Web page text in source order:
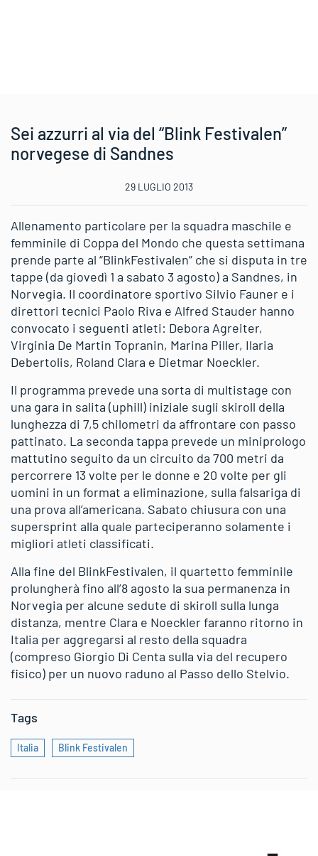
Sei azzurri al via del “Blink Festivalen”
norvegese di Sandnes
29 LUGLIO 2013
Allenamento particolare per la squadra maschile e
femminile di Coppa del Mondo che questa settimana
prende parte al “BlinkFestivalen” che si disputa in tre
tappe (da giovedì 1 a sabato 3 agosto) a Sandnes, in
Norvegia. Il coordinatore sportivo Silvio Fauner e i
direttori tecnici Paolo Riva e Alfred Stauder hanno
convocato i seguenti atleti: Debora Agreiter,
Virginia De Martin Topranin, Marina Piller, Ilaria
Debertolis, Roland Clara e Dietmar Noeckler.
Il programma prevede una sorta di multistage con
una gara in salita (uphill) iniziale sugli skiroll della
lunghezza di 7,5 chilometri da affrontare con passo
pattinato. La seconda tappa prevede un miniprologo
mattutino seguito da un circuito da 700 metri da
percorrere 13 volte per le donne e 20 volte per gli
uomini in un format a eliminazione, sulla falsariga di
una prova all’americana. Sabato chiusura con una
supersprint alla quale parteciperanno solamente i
migliori atleti classificati.
Alla fine del BlinkFestivalen, il quartetto femminile
prolungherà fino all’8 agosto la sua permanenza in
Norvegia per alcune sedute di skiroll sulla lunga
distanza, mentre Clara e Noeckler faranno ritorno in
Italia per aggregarsi al resto della squadra
(compreso Giorgio Di Centa sulla via del recupero
fisico) per un nuovo raduno al Passo dello Stelvio.
Tags
Italia Blink Festivalen